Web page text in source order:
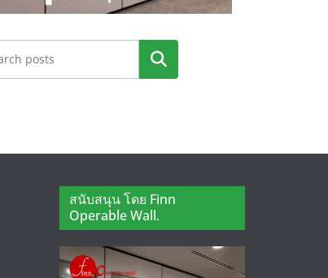
ค้นหา
สนับสนุน โดย Finn
Operable Wall.